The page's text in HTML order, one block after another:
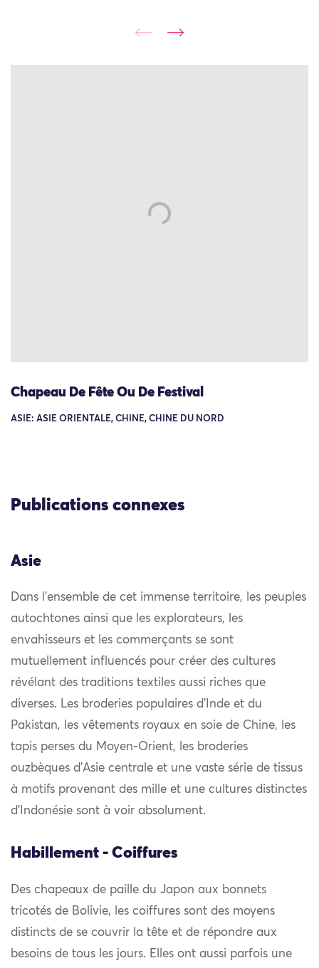
Chapeau De Fête Ou De Festival
ASIE: ASIE ORIENTALE, CHINE, CHINE DU NORD
Publications connexes
Asie
Dans l’ensemble de cet immense territoire, les peuples
autochtones ainsi que les explorateurs, les
envahisseurs et les commerçants se sont
mutuellement influencés pour créer des cultures
révélant des traditions textiles aussi riches que
diverses. Les broderies populaires d’Inde et du
Pakistan, les vêtements royaux en soie de Chine, les
tapis perses du Moyen-Orient, les broderies
ouzbèques d’Asie centrale et une vaste série de tissus
à motifs provenant des mille et une cultures distinctes
d’Indonésie sont à voir absolument.
Habillement - Coiffures
Des chapeaux de paille du Japon aux bonnets
tricotés de Bolivie, les coiffures sont des moyens
distincts de se couvrir la tête et de répondre aux
besoins de tous les jours. Elles ont aussi parfois une